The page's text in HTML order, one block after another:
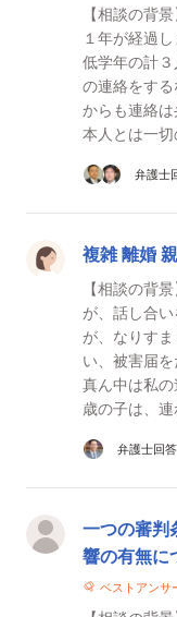
【相談の背
１年が経過
低学年の計
の連絡をす
からも連絡
本人とは一
て...
弁護士
複雑 離婚
【相談の背
が、話し合いをし
が、なりす
い、被害届
真ん中は私
歳の子は、
弁護士回答
一つの審判
響の有無に
ベストアンサ